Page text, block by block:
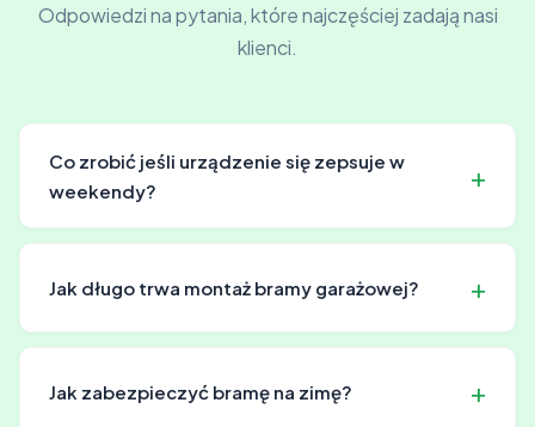
Odpowiedzi na pytania, które najczęściej zadają nasi
klienci.
Co zrobić jeśli urządzenie się zepsuje w
weekendy?
Serwis awaryjny pracuje także w weekendy i święta.
Jak długo trwa montaż bramy garażowej?
Czas montażu bramy garażowej zależy od jej typu i
sprawny i bezpieczny przebieg prac.
Jak zabezpieczyć bramę na zimę?